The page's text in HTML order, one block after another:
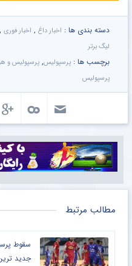
دسته بندی ها : اخبار داغ , اخبار فوری ,
لیگ برتر
برچسب ها : پرسپولیس, پرسپولیس و
پرسپولیس
مطالب مرتبط
سقوط
جدید